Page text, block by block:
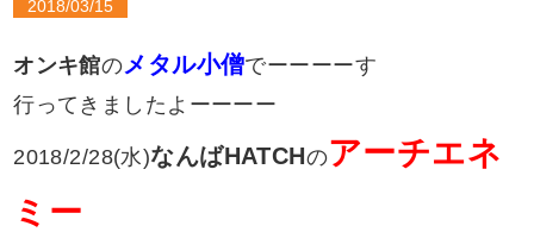
2018/03/15
オンキ館のメタル小僧でーーーーす
行ってきましたよーーーー
2018/2/28(水)なんばHATCHのアーチエネ
ミー